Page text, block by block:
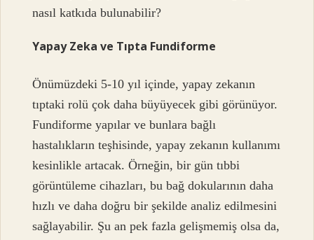
nasıl katkıda bulunabilir?
Yapay Zeka ve Tıpta Fundiforme
Önümüzdeki 5-10 yıl içinde, yapay zekanın
tıptaki rolü çok daha büyüyecek gibi görünüyor.
Fundiforme yapılar ve bunlara bağlı
hastalıkların teşhisinde, yapay zekanın kullanımı
kesinlikle artacak. Örneğin, bir gün tıbbi
görüntüleme cihazları, bu bağ dokularının daha
hızlı ve daha doğru bir şekilde analiz edilmesini
sağlayabilir. Şu an pek fazla gelişmemiş olsa da,